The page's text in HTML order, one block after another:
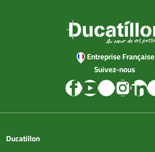
Entreprise Française
Suivez-nous
Ducatillon